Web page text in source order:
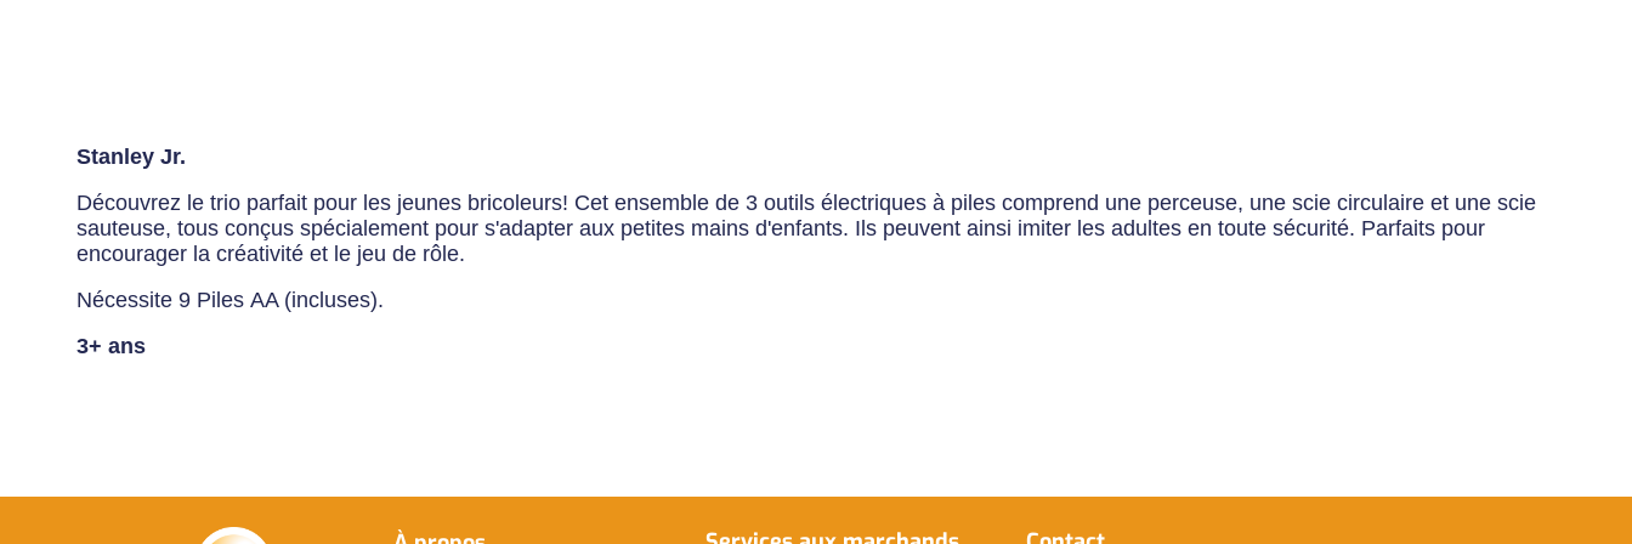
Stanley Jr.
Découvrez le trio parfait pour les jeunes bricoleurs! Cet ensemble de 3 outils électriques à piles comprend une perceuse, une scie circulaire et une scie
sauteuse, tous conçus spécialement pour s'adapter aux petites mains d'enfants. Ils peuvent ainsi imiter les adultes en toute sécurité. Parfaits pour
encourager la créativité et le jeu de rôle.
Nécessite 9 Piles AA (incluses).
3+ ans